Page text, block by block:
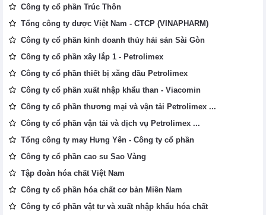
Công ty cổ phần Trúc Thôn
Tổng công ty dược Việt Nam - CTCP (VINAPHARM)
Công ty cổ phần kinh doanh thủy hải sản Sài Gòn
Công ty cổ phần xây lắp 1 - Petrolimex
Công ty cổ phần thiết bị xăng dầu Petrolimex
Công ty cổ phần xuất nhập khẩu than - Viacomin
Công ty cổ phần thương mại và vận tải Petrolimex ...
Công ty cổ phần vận tải và dịch vụ Petrolimex ...
Tổng công ty may Hưng Yên - Công ty cổ phần
Công ty cổ phần cao su Sao Vàng
Tập đoàn hóa chất Việt Nam
Công ty cổ phần hóa chất cơ bản Miền Nam
Công ty cổ phần vật tư và xuất nhập khẩu hóa chất